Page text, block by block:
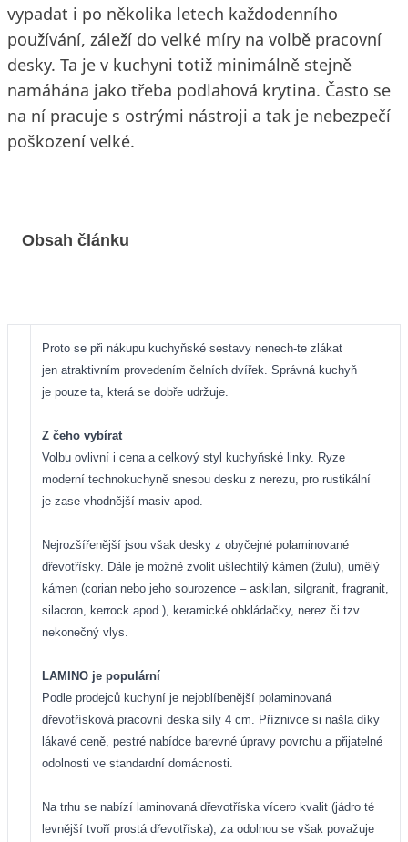
vypadat i po několika letech každodenního
používání, záleží do velké míry na volbě pracovní
desky. Ta je v kuchyni totiž minimálně stejně
namáhána jako třeba podlahová krytina. Často se
na ní pracuje s ostrými nástroji a tak je nebezpečí
poškození velké.
Obsah článku
Proto se při nákupu kuchyňské sestavy nenech-te zlákat
jen atraktivním provedením čelních dvířek. Správná kuchyň
je pouze ta, která se dobře udržuje.
Z čeho vybírat
Volbu ovlivní i cena a celkový styl kuchyňské linky. Ryze
moderní technokuchyně snesou desku z nerezu, pro rustikální
je zase vhodnější masiv apod.
Nejrozšířenější jsou však desky z obyčejné polaminované
dřevotřísky. Dále je možné zvolit ušlechtilý kámen (žulu), umělý
kámen (corian nebo jeho sourozence – askilan, silgranit, fragranit,
silacron, kerrock apod.), keramické obkládačky, nerez či tzv.
nekonečný vlys.
LAMINO je populární
Podle prodejců kuchyní je nejoblíbenější polaminovaná
dřevotřísková pracovní deska síly 4 cm. Příznivce si našla díky
lákavé ceně, pestré nabídce barevné úpravy povrchu a přijatelné
odolnosti ve standardní domácnosti.
Na trhu se nabízí laminovaná dřevotříska vícero kvalit (jádro té
levnější tvoří prostá dřevotříska), za odolnou se však považuje